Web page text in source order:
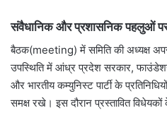
संवैधानिक और प्रशासनिक पहलुओं पर
बैठक(meeting) में समिति की अध्यक्ष
उपस्थिति में आंध्र प्रदेश सरकार, फाउंडेशन
और भारतीय कम्युनिस्ट पार्टी के
समक्ष रखे। इस दौरान प्रस्तावित